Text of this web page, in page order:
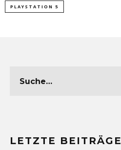
PLAYSTATION 5
LETZTE BEITRÄGE